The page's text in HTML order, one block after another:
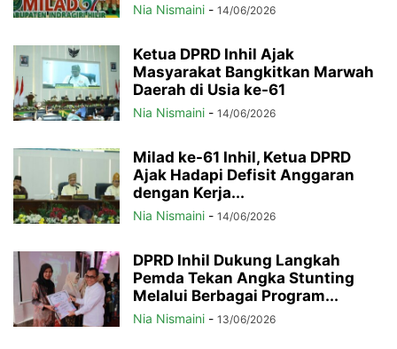
Nia Nismaini - 14/06/2026
Ketua DPRD Inhil Ajak
Masyarakat Bangkitkan Marwah
Daerah di Usia ke-61
Nia Nismaini - 14/06/2026
Milad ke-61 Inhil, Ketua DPRD
Ajak Hadapi Defisit Anggaran
dengan Kerja...
Nia Nismaini - 14/06/2026
DPRD Inhil Dukung Langkah
Pemda Tekan Angka Stunting
Melalui Berbagai Program...
Nia Nismaini - 13/06/2026